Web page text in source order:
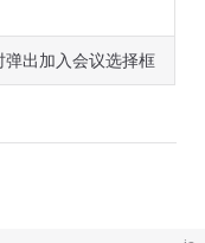
出加入会议选择框